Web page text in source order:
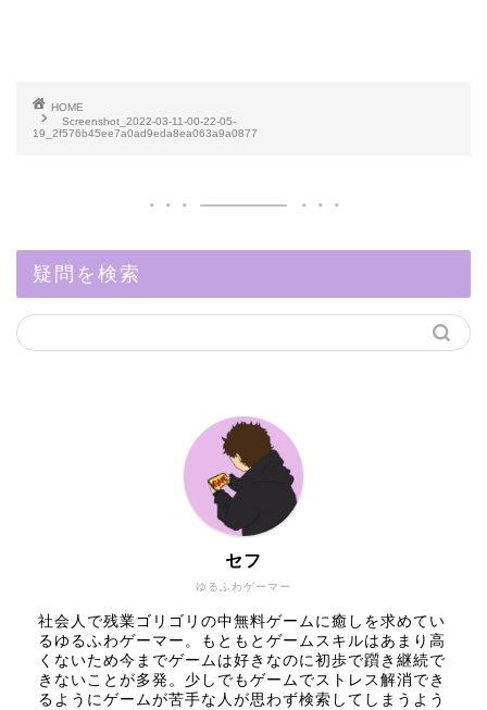
HOME
Screenshot_2022-03-11-00-22-05-
19_2f576b45ee7a0ad9eda8ea063a9a0877
疑問を検索
ゆるふわゲーマー
セフ
社会人で残業ゴリゴリの中無料ゲームに癒しを求めてい
るゆるふわゲーマー。もともとゲームスキルはあまり高
くないため今までゲームは好きなのに初歩で躓き継続で
きないことが多発。少しでもゲームでストレス解消でき
るようにゲームが苦手な人が思わず検索してしまうよう